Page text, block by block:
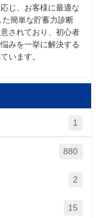
じ、お客様に最適な
簡単な貯蓄力診断
されており、初心者
みを一挙に解決する
います。
1
880
2
15